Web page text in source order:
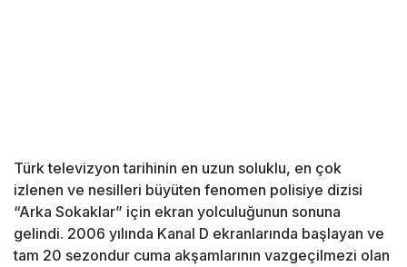
Türk televizyon tarihinin en uzun soluklu, en çok
izlenen ve nesilleri büyüten fenomen polisiye dizisi
“Arka Sokaklar” için ekran yolculuğunun sonuna
gelindi. 2006 yılında Kanal D ekranlarında başlayan ve
tam 20 sezondur cuma akşamlarının vazgeçilmezi olan